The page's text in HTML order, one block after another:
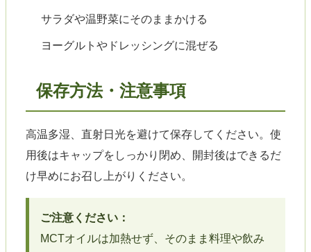
サラダや温野菜にそのままかける
ヨーグルトやドレッシングに混ぜる
保存方法・注意事項
高温多湿、直射日光を避けて保存してください。使
用後はキャップをしっかり閉め、開封後はできるだ
け早めにお召し上がりください。
ご注意ください：
MCTオイルは加熱せず、そのまま料理や飲み